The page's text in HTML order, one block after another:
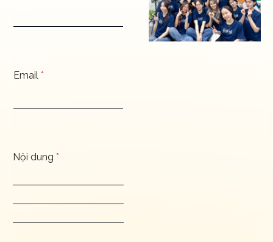
Email *
Nội dung *